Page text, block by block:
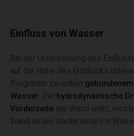
Einfluss von Wasser
Bei der Untersuchung des
auf die Höhe des Erddrucks
Programm zwischen
Wasser . Der hydrodynamische
Vorderseite der Wand wirkt, wird
Wand an der Vorderseite mit